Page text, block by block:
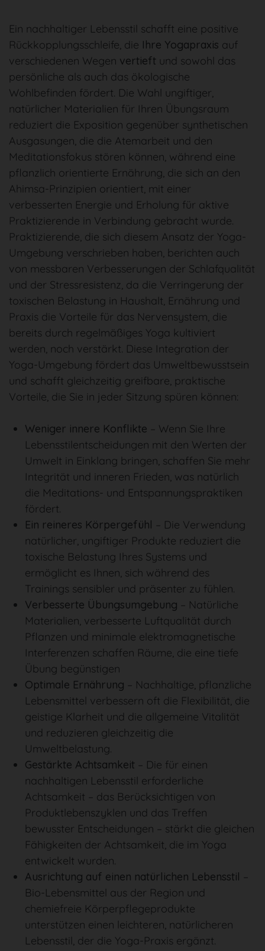
Ein nachhaltiger Lebensstil schafft eine positive
Rückkopplungsschleife, die Ihre Yogapraxis auf
verschiedenen Wegen vertieft und sowohl das
persönliche als auch das ökologische
Wohlbefinden fördert. Die Wahl ungiftiger,
natürlicher Materialien für Ihren Übungsraum
reduziert die Exposition gegenüber synthetischen
Ausgasungen, die die Atemarbeit und den
Meditationsfokus stören können, während eine
pflanzlich orientierte Ernährung, die sich an den
Ahimsa-Prinzipien orientiert, mit einer
verbesserten Energie und Erholung für aktive
Praktizierende in Verbindung gebracht wurde.
Praktizierende, die sich diesem Ansatz der Yoga-
Umgebung verschrieben haben, berichten auch
von messbaren Verbesserungen der Schlafqualität
und der Stressresistenz, da die Verringerung der
toxischen Belastung in Haushalt, Ernährung und
Praxis die Vorteile für das Nervensystem, die
bereits durch regelmäßiges Yoga kultiviert
werden, noch verstärkt. Diese Integration der
Yoga-Umgebung fördert das Umweltbewusstsein
und schafft gleichzeitig greifbare, praktische
Vorteile, die Sie in jeder Sitzung spüren können:
Weniger innere Konflikte – Wenn Sie Ihre
Lebensstilentscheidungen mit den Werten der
Umwelt in Einklang bringen, schaffen Sie mehr
Integrität und inneren Frieden, was natürlich
die Meditations- und Entspannungspraktiken
fördert.
Ein reineres Körpergefühl – Die Verwendung
natürlicher, ungiftiger Produkte reduziert die
toxische Belastung Ihres Systems und
ermöglicht es Ihnen, sich während des
Trainings sensibler und präsenter zu fühlen.
Verbesserte Übungsumgebung – Natürliche
Materialien, verbesserte Luftqualität durch
Pflanzen und minimale elektromagnetische
Interferenzen schaffen Räume, die eine tiefe
Übung begünstigen
Optimale Ernährung – Nachhaltige, pflanzliche
Lebensmittel verbessern oft die Flexibilität, die
geistige Klarheit und die allgemeine Vitalität
und reduzieren gleichzeitig die
Umweltbelastung.
Gestärkte Achtsamkeit – Die für einen
nachhaltigen Lebensstil erforderliche
Achtsamkeit – das Berücksichtigen von
Produktlebenszyklen und das Treffen
bewusster Entscheidungen – stärkt die gleichen
Fähigkeiten der Achtsamkeit, die im Yoga
entwickelt wurden.
Ausrichtung auf einen natürlichen Lebensstil –
Bio-Lebensmittel aus der Region und
chemiefreie Körperpflegeprodukte
unterstützen einen leichteren, natürlicheren
Lebensstil, der die Yoga-Praxis ergänzt.